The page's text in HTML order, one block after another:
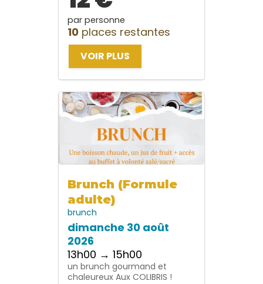
par personne
10 places restantes
VOIR PLUS
Brunch (Formule
adulte)
brunch
dimanche 30 août
2026
13h00 → 15h00
un brunch gourmand et
chaleureux Aux COLIBRIS !